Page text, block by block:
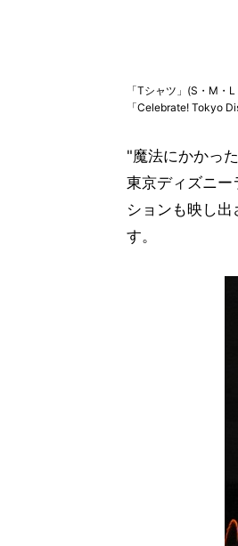
「Tシャツ」(S・M
「Celebrate! Tokyo
"魔法にかかっ
東京ディズニー
ションも映し
す。